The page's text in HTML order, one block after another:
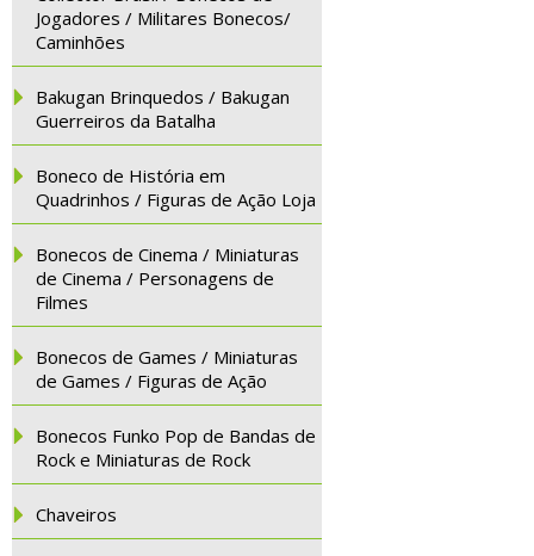
Jogadores / Militares Bonecos/
Caminhões
Bakugan Brinquedos / Bakugan
Guerreiros da Batalha
Boneco de História em
Quadrinhos / Figuras de Ação Loja
Bonecos de Cinema / Miniaturas
de Cinema / Personagens de
Filmes
Bonecos de Games / Miniaturas
de Games / Figuras de Ação
Bonecos Funko Pop de Bandas de
Rock e Miniaturas de Rock
Chaveiros